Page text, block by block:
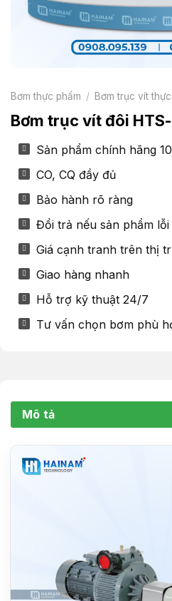
Bơm thực phẩm / Bơm trục vít
Bơm trục vít đôi
Sản phẩm chính hãng
CO, CQ đầy đủ
Bảo hành rõ ràng
Đổi trả nếu sản phẩm lỗi
Giá cạnh tranh trên thị
Giao hàng nhanh
Hỗ trợ kỹ thuật 24/7
Tư vấn chọn bơm phù
Mô tả